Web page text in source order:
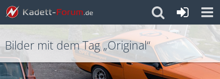
Bilder mit dem Tag „Original“